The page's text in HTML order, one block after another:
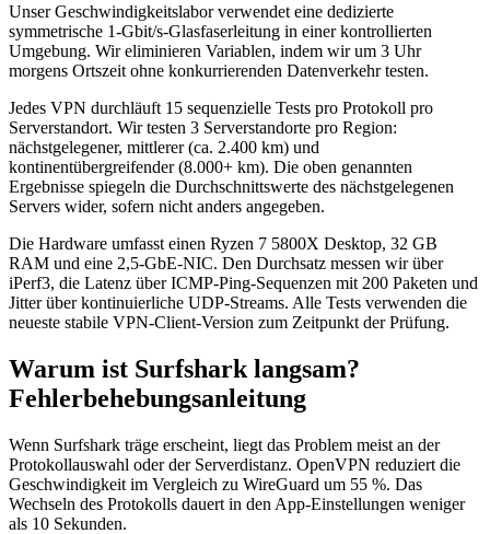
Unser Geschwindigkeitslabor verwendet eine dedizierte
symmetrische 1-Gbit/s-Glasfaserleitung in einer kontrollierten
Umgebung. Wir eliminieren Variablen, indem wir um 3 Uhr
morgens Ortszeit ohne konkurrierenden Datenverkehr testen.
Jedes VPN durchläuft 15 sequenzielle Tests pro Protokoll pro
Serverstandort. Wir testen 3 Serverstandorte pro Region:
nächstgelegener, mittlerer (ca. 2.400 km) und
kontinentübergreifender (8.000+ km). Die oben genannten
Ergebnisse spiegeln die Durchschnittswerte des nächstgelegenen
Servers wider, sofern nicht anders angegeben.
Die Hardware umfasst einen Ryzen 7 5800X Desktop, 32 GB
RAM und eine 2,5-GbE-NIC. Den Durchsatz messen wir über
iPerf3, die Latenz über ICMP-Ping-Sequenzen mit 200 Paketen und
Jitter über kontinuierliche UDP-Streams. Alle Tests verwenden die
neueste stabile VPN-Client-Version zum Zeitpunkt der Prüfung.
Warum ist Surfshark langsam?
Fehlerbehebungsanleitung
Wenn Surfshark träge erscheint, liegt das Problem meist an der
Protokollauswahl oder der Serverdistanz. OpenVPN reduziert die
Geschwindigkeit im Vergleich zu WireGuard um 55 %. Das
Wechseln des Protokolls dauert in den App-Einstellungen weniger
als 10 Sekunden.